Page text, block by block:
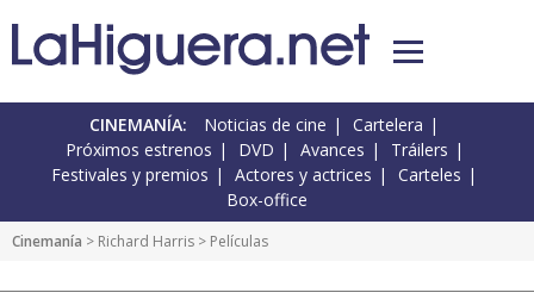
CINEMANÍA: Noticias de cine
Cartelera
Próximos estrenos
DVD Avances
Tráilers
Festivales y premios
Actores y actrices
Carteles
Box-office
Cinemanía > Richard Harris > Películas